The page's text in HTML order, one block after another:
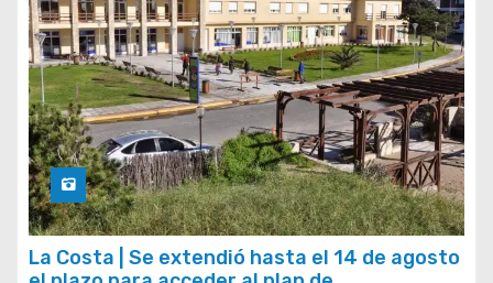
La Costa | Se extendió hasta el 14 de agosto